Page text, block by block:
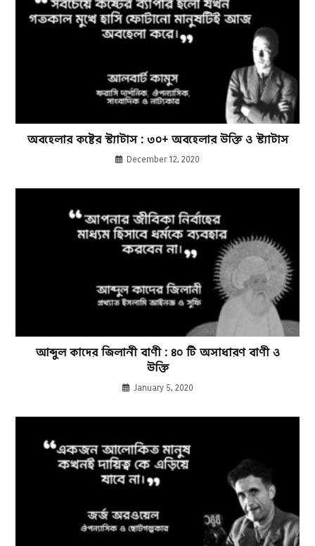
অবহেলার কষ্টের স্ট্যাটাস : ৩০+ অবহেলার উক্তি ও স্ট্যাটাস
December 12, 2020
আব্দুল কাদের জিলানী বাণী : ৪০ টি অসাধারণ বাণী ও
উক্তি
January 5, 2020